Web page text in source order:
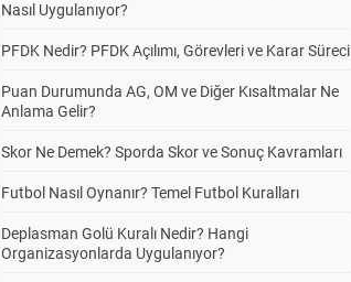
Nasıl Uygulanıyor?
PFDK Nedir? PFDK Açılımı, Görevleri ve Karar Süreci
Puan Durumunda AG, OM ve Diğer Kısaltmalar Ne
Anlama Gelir?
Skor Ne Demek? Sporda Skor ve Sonuç Kavramları
Futbol Nasıl Oynanır? Temel Futbol Kuralları
Deplasman Golü Kuralı Nedir? Hangi
Organizasyonlarda Uygulanıyor?